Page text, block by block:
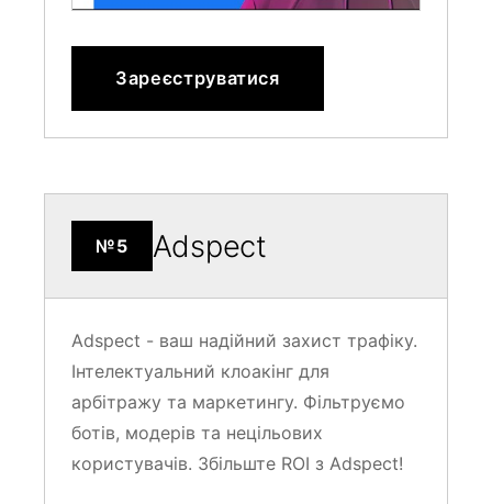
Зареєструватися
№5 Adspect
Adspect - ваш надійний захист трафіку.
Інтелектуальний клоакінг для
арбітражу та маркетингу. Фільтруємо
ботів, модерів та нецільових
користувачів. Збільште ROI з Adspect!